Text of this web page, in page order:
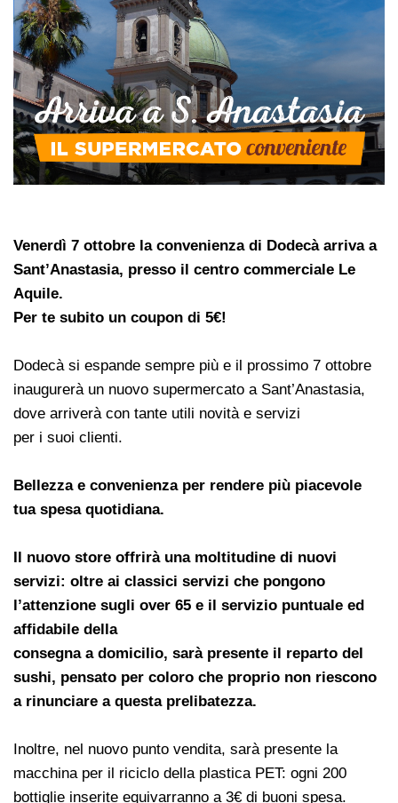
Venerdì 7 ottobre la convenienza di Dodecà arriva a
Sant’Anastasia, presso il centro commerciale Le
Aquile.
Per te subito un coupon di 5€!
Dodecà si espande sempre più e il prossimo 7 ottobre
inaugurerà un nuovo supermercato a Sant’Anastasia,
dove arriverà con tante utili novità e servizi
per i suoi clienti.
Bellezza e convenienza per rendere più piacevole
tua spesa quotidiana.
Il nuovo store offrirà una moltitudine di nuovi
servizi: oltre ai classici servizi che pongono
l’attenzione sugli over 65 e il servizio puntuale ed
affidabile della
consegna a domicilio, sarà presente il reparto del
sushi, pensato per coloro che proprio non riescono
a rinunciare a questa prelibatezza.
Inoltre, nel nuovo punto vendita, sarà presente la
macchina per il riciclo della plastica PET: ogni 200
bottiglie inserite equivarranno a 3€ di buoni spesa.